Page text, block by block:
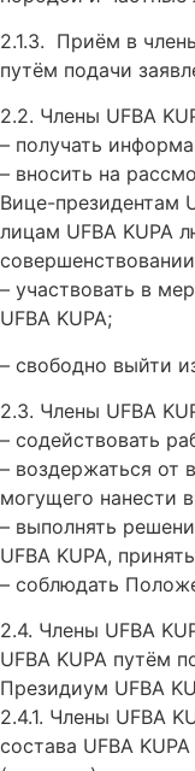
2.1.3. Приём в
путём подачи
2.2. Члены UFBA
– получать
– вносить на
Вице-президентам
лицам UFBA KUPA
– участвовать в
UFBA KUPA;
– свободно выйти
2.3. Члены UFBA
– содействовать
– воздержаться от
могущего нанести
– выполнять
UFBA KUPA,
– соблюдать
2.4. Члены UFBA
UFBA KUPA путём
Президиум UFBA
2.4.1. Члены UFBA
состава UFBA